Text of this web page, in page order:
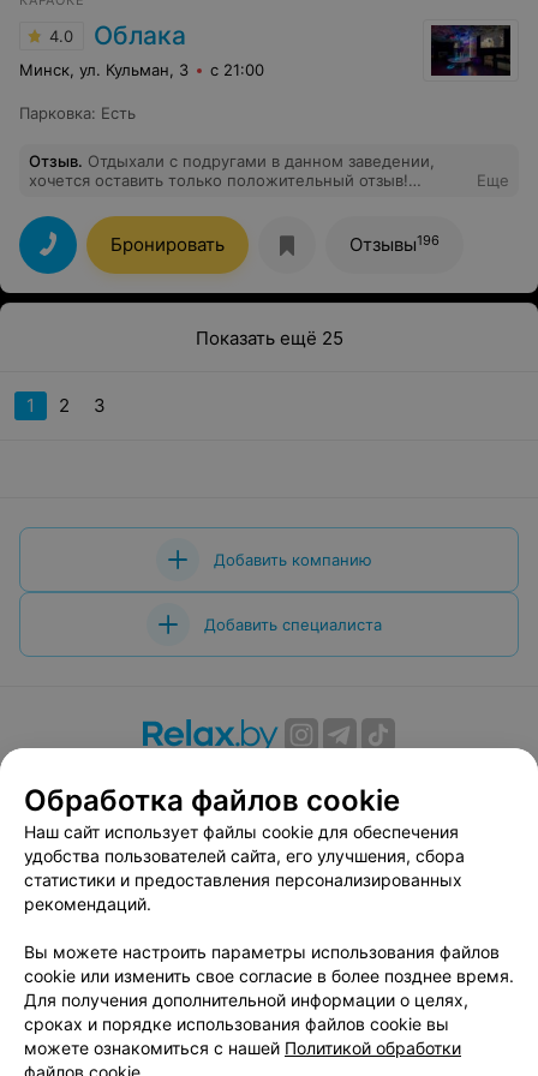
4.0 Облака
Минск, ул. Кульман, 3 с 21:00
Парковка: Есть
Отзыв. Отдыхали с подругами в данном заведении,
хочется оставить только положительный отзыв!
вкусная!!! Спасибо всем, кто был с нами в этот день❤️
❤️❤️
Еще
Бронировать Отзывы196
Показать ещё 25
1 2 3
Добавить компанию
Добавить специалиста
Вакансии
Публичный договор
Способы оплаты
Публичный договор по использованию сервиса
«Афиша»
Пользовательское соглашение
Связаться по вопросам сотрудничества
Написать руководителю relax.by
Персональные настройки cookie
Обработка персональных данных
Обработка файлов cookie
Наш сайт использует файлы cookie для обеспечения
удобства пользователей сайта, его улучшения, сбора
статистики и предоставления персонализированных
рекомендаций.
Вы можете настроить параметры использования файлов
cookie или изменить свое согласие в более позднее время.
Для получения дополнительной информации о целях,
сроках и порядке использования файлов cookie вы
можете ознакомиться с нашей Политикой обработки
файлов cookie